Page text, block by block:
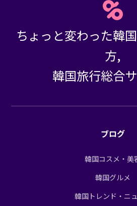
ちょっと変わった韓
方,
韓国旅行総合
ブログ
韓国コスメ・美
韓国グルメ
韓国トレンド・ニ